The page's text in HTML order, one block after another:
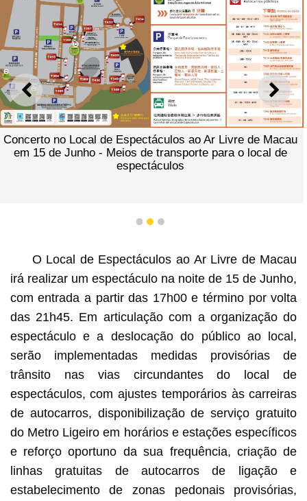
ANTERIOR
Concerto no Local de Espectáculos ao Ar Livre de Macau
em 15 de Junho - Meios de transporte para o local de
espectáculos
1 2 3
O Local de Espectáculos ao Ar Livre de Macau
irá realizar um espectáculo na noite de 15 de Junho,
com entrada a partir das 17h00 e término por volta
das 21h45. Em articulação com a organização do
espectáculo e a deslocação do público ao local,
serão implementadas medidas provisórias de
trânsito nas vias circundantes do local de
espectáculos, com ajustes temporários às carreiras
de autocarros, disponibilização de serviço gratuito
do Metro Ligeiro em horários e estações específicos
e reforço oportuno da sua frequência, criação de
linhas gratuitas de autocarros de ligação e
estabelecimento de zonas pedonais provisórias,